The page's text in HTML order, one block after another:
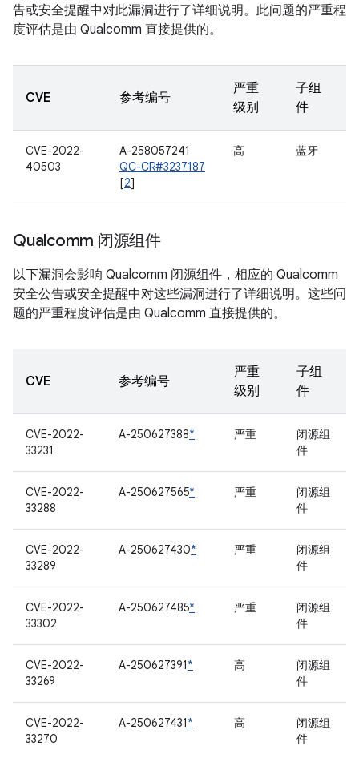
告或安全提醒中对此漏洞进行了详细说明。此问题的严重程
度评估是由 Qualcomm 直接提供的。
CVE 参考编号
严重
级别
子组
件
CVE-2022-
40503
A-258057241
QC-CR#3237187
[2]
高 蓝牙
Qualcomm 闭源组件
以下漏洞会影响 Qualcomm 闭源组件，相应的 Qualcomm
安全公告或安全提醒中对这些漏洞进行了详细说明。这些问
题的严重程度评估是由 Qualcomm 直接提供的。
CVE 参考编号
严重
级别
子组
件
CVE-2022-
33231
A-250627388* 严重
闭源组
件
CVE-2022-
33288
A-250627565* 严重
闭源组
件
CVE-2022-
33289
A-250627430* 严重
闭源组
件
CVE-2022-
33302
A-250627485* 严重
闭源组
件
CVE-2022-
33269
A-250627391* 高
闭源组
件
CVE-2022-
33270
A-250627431* 高
闭源组
件